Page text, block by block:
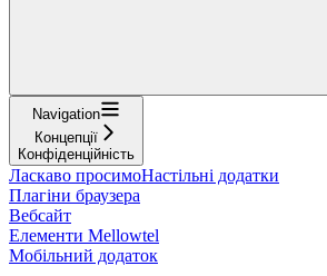
Navigation
Концепції
Конфіденційність
Ласкаво просимоНастільні додатки
Плагіни браузера
Вебсайт
Елементи Mellowtel
Мобільний додаток